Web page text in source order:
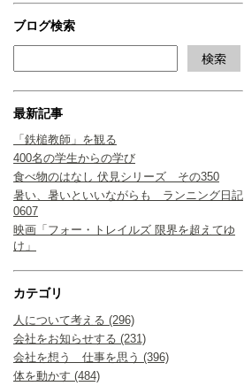
ブログ検索
最新記事
「鉄槌教師」を観る
400名の学生からの学び
食べ物のはなし 伏見シリーズ その350
暑い、暑いといいながらも ランニング日記
0607
映画「フォー・トレイルズ 限界を超えてゆ
け」
カテゴリ
人について考える (296)
会社をお知らせする (231)
会社を想う 仕事を思う (396)
体を動かす (484)